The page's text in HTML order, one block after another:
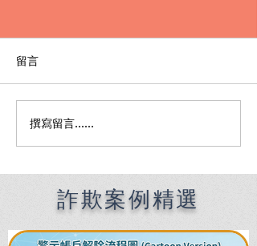
【謙聖｜詐欺案件分享】️
被當人頭帳戶及提款車
留言
撰寫留言......
詐欺案例精選